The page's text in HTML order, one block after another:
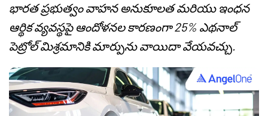
భారత ప్రభుత్వం వాహన అనుకూలత మరియు ఇంధన
ఆర్థిక వ్యవస్థపై ఆందోళనల కారణంగా 25% ఎథనాల్
పెట్రోల్ మిశ్రమానికి మార్పును వాయిదా వేయవచ్చు.